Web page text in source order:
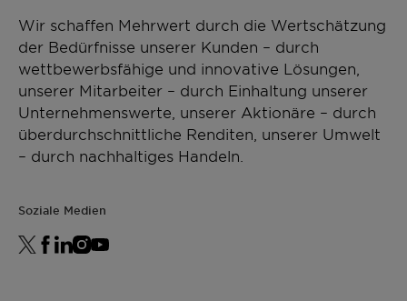
Insects are not killed, they just cannot
locate their prey for a period of hours
CHEMICAL TYPE
Toluamide
ANWENDUNGEN
Cream, Lotion
Insect repellent
Wir schaffen Mehrwert durch die Wertschätzung
der Bedürfnisse unserer Kunden – durch
wettbewerbsfähige und innovative Lösungen,
unserer Mitarbeiter – durch Einhaltung unserer
Unternehmenswerte, unserer Aktionäre – durch
überdurchschnittliche Renditen, unserer Umwelt
– durch nachhaltiges Handeln.
Soziale Medien